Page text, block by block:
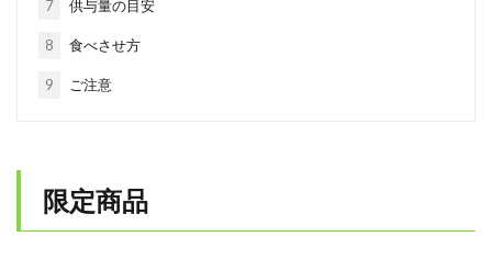
7 供与量の目安
8 食べさせ方
9 ご注意
限定商品